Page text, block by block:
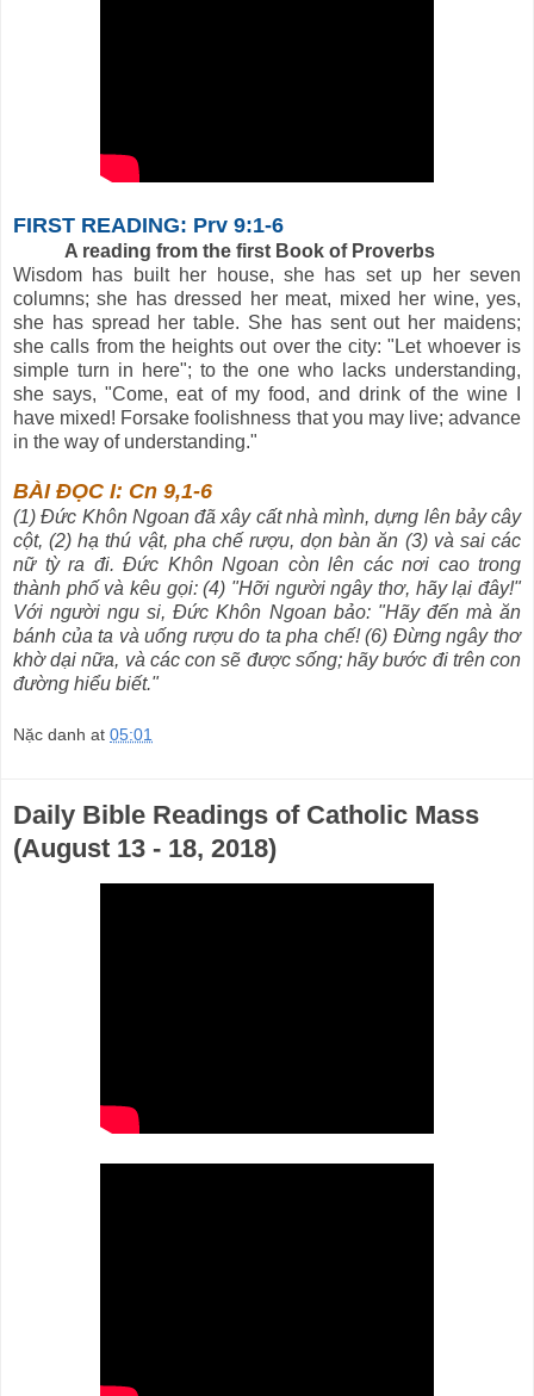
FIRST READING: Prv 9:1-6
A reading from the first Book of Proverbs
Wisdom has built her house, she has set up her seven
columns; she has dressed her meat, mixed her wine, yes,
she has spread her table. She has sent out her maidens;
she calls from the heights out over the city: "Let whoever is
simple turn in here"; to the one who lacks understanding,
she says, "Come, eat of my food, and drink of the wine I
have mixed! Forsake foolishness that you may live; advance
in the way of understanding."
BÀI ĐỌC I: Cn 9,1-6
(1) Đức Khôn Ngoan đã xây cất nhà mình, dựng lên bảy cây
cột, (2) hạ thú vật, pha chế rượu, dọn bàn ăn (3) và sai các
nữ tỳ ra đi. Đức Khôn Ngoan còn lên các nơi cao trong
thành phố và kêu gọi: (4) "Hỡi người ngây thơ, hãy lại đây!"
Với người ngu si, Đức Khôn Ngoan bảo: "Hãy đến mà ăn
bánh của ta và uống rượu do ta pha chế! (6) Đừng ngây thơ
khờ dại nữa, và các con sẽ được sống; hãy bước đi trên con
đường hiểu biết."
Nặc danh at 05:01
Daily Bible Readings of Catholic Mass
(August 13 - 18, 2018)